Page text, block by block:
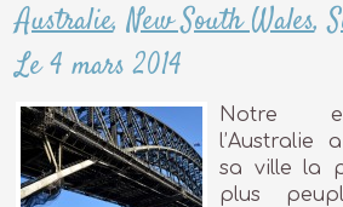
Australie,New South Wales,
Le 4 mars 2014
Notre
l’Australie
sa ville la
plus